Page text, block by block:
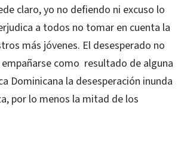
claro, yo no defiendo ni excuso lo
a todos no tomar en cuenta la
más jóvenes. El desesperado no
como resultado de alguna
Dominicana la desesperación inunda
por lo menos la mitad de los